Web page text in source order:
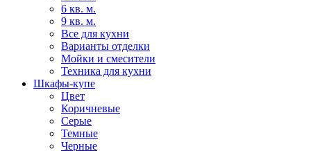
6 кв. м.
9 кв. м.
Все для кухни
Варианты отделки
Мойки и смесители
Техника для кухни
Шкафы-купе
Цвет
Коричневые
Серые
Темные
Черные